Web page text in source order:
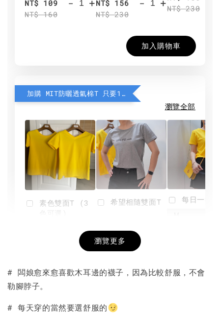
NT$ 109
NT$ 160
NT$ 156
NT$ 230
NT$ 230
加入購物車
加購 MIT防曬透氣棉T 只要190元
瀏覽全部
素色雙面T (3
+
希望相隨雙面T
NT$ 190
-
每日一笑
瀏覽更多
# 闆娘愈來愈喜歡木耳邊的襪子，因為比較舒服，不會
勒腳脖子。
# 每天穿的當然要選舒服的